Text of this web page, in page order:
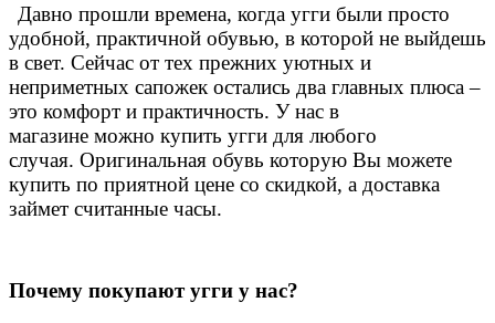
Давно прошли времена, когда угги были просто
удобной, практичной обувью, в которой не выйдешь
в свет. Сейчас от тех прежних уютных и
неприметных сапожек остались два главных плюса –
это комфорт и практичность. У нас в
магазине можно купить угги для любого
случая. Оригинальная обувь которую Вы можете
купить по приятной цене со скидкой, а доставка
займет считанные часы.
Почему покупают угги у нас?